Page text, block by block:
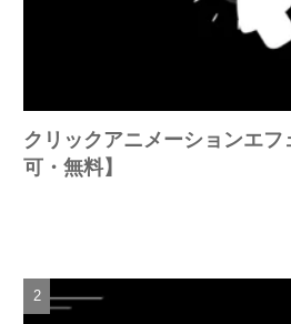
クリックアニメーションエフ
可・無料】